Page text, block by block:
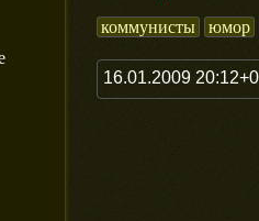
коммунисты
юмор
16.01.2009